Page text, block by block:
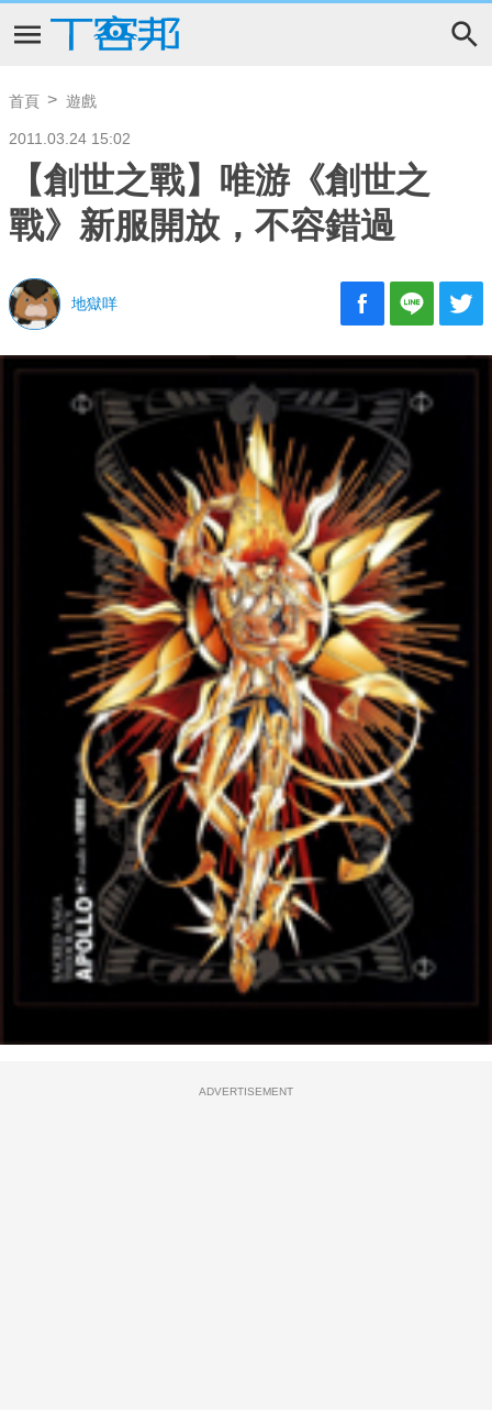
首頁 遊戲
2011.03.24 15:02
【創世之戰】唯游《創世之
戰》新服開放，不容錯過
地獄咩
ADVERTISEMENT